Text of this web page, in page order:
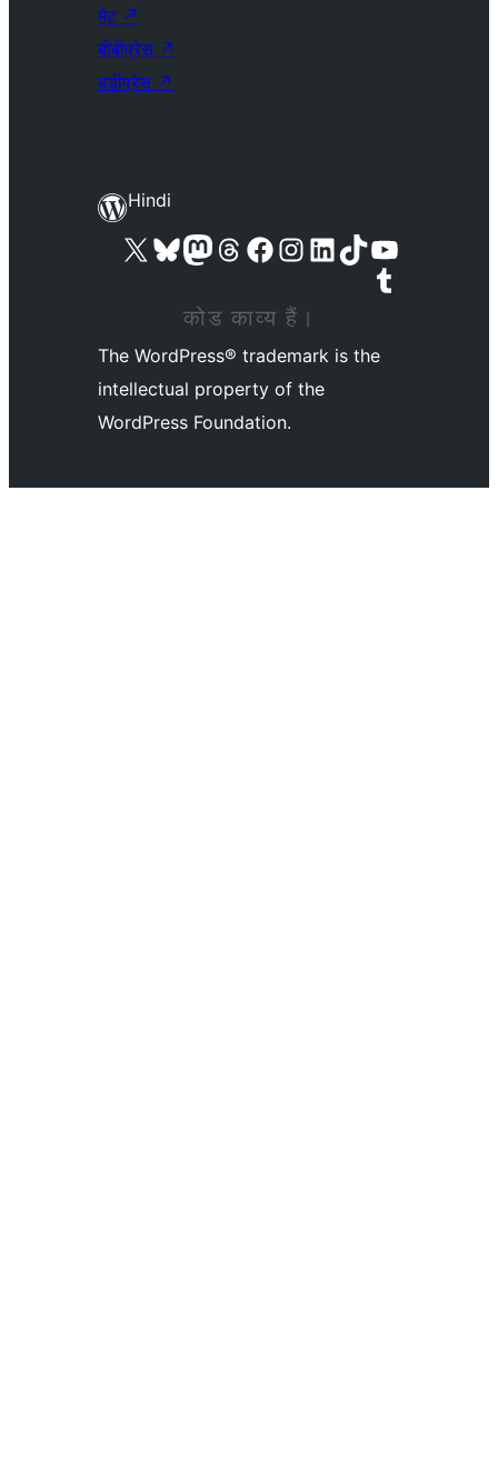
मैट ↗
बीबीप्रेस ↗
बडीप्रेस ↗
Hindi
Visit our X (formerly Twitter) account
हमारे बलुस्की खाते पर जाएँVisit our Mastodon account
हमारे थ्रेड्स अकाउंट पर जाएंहमारे फेसबुक पेज पर जाएँहमारे इंस्टाग्राम अकाउंट पर जाएं हमारे लिंक्डइन खाते पर जाएँहमारे टिकटॉक खाते पर जाएँहमारे यूट्यूब चैनल पर जाएं
हमारे Tumblr खाते पर जाएँ
कोड काव्य हैं।
The WordPress® trademark is the
intellectual property of the
WordPress Foundation.